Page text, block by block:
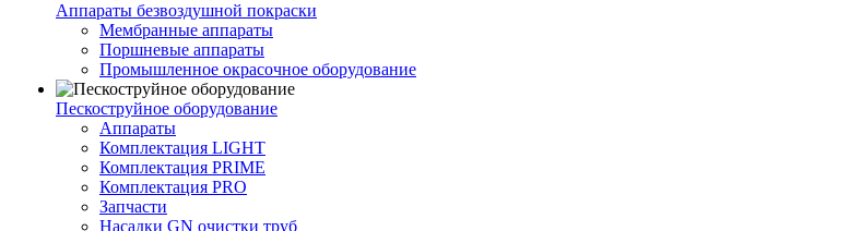
Аппараты безвоздушной покраски
Мембранные аппараты
Поршневые аппараты
Промышленное окрасочное оборудование
Пескоструйное оборудование
Аппараты
Комплектация LIGHT
Комплектация PRIME
Комплектация PRO
Запчасти
Насадки GN очистки труб